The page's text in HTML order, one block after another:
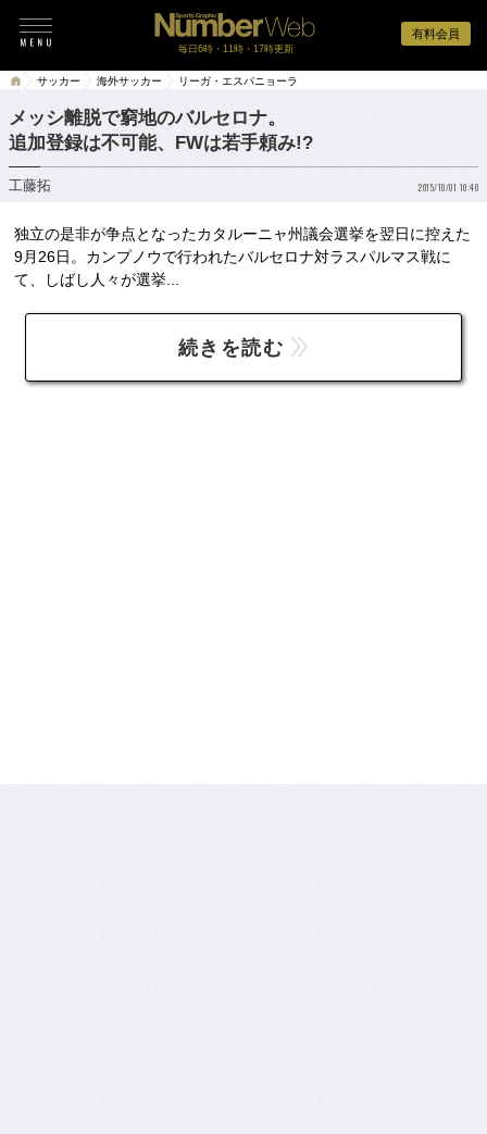
有料会員
毎日6時・11時・17時更新
サッカー 海外サッカー リーガ・エスパニョーラ
メッシ離脱で窮地のバルセロナ。
追加登録は不可能、FWは若手頼み!?
工藤拓 2015/10/01 10:40
独立の是非が争点となったカタルーニャ州議会選挙を翌日に控えた
9月26日。カンプノウで行われたバルセロナ対ラスパルマス戦に
て、しばし人々が選挙...
続きを読む